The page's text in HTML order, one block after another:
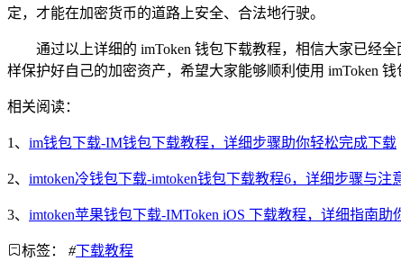
定，才能在加密货币的道路上安全、合法地行驶。
通过以上详细的 imToken 钱包下载教程，相信大家已经
样保护好自己的加密资产，希望大家能够顺利使用 imToken
相关阅读：
1、 im钱包下载-IM钱包下载教程，详细步骤助你轻松完成下载
2、 imtoken冷钱包下载-imtoken钱包下载教程6，详细步骤与注
3、 imtoken苹果钱包下载-IMToken iOS 下载教程，详细指南助
标签： #下载教程